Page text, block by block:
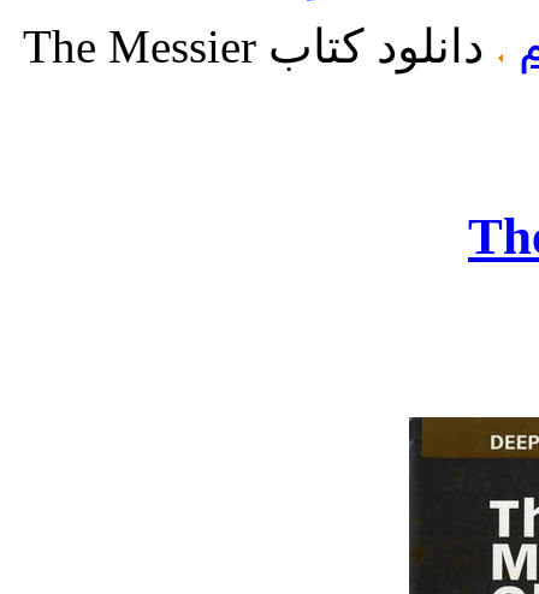
دانلود کتاب The Messier